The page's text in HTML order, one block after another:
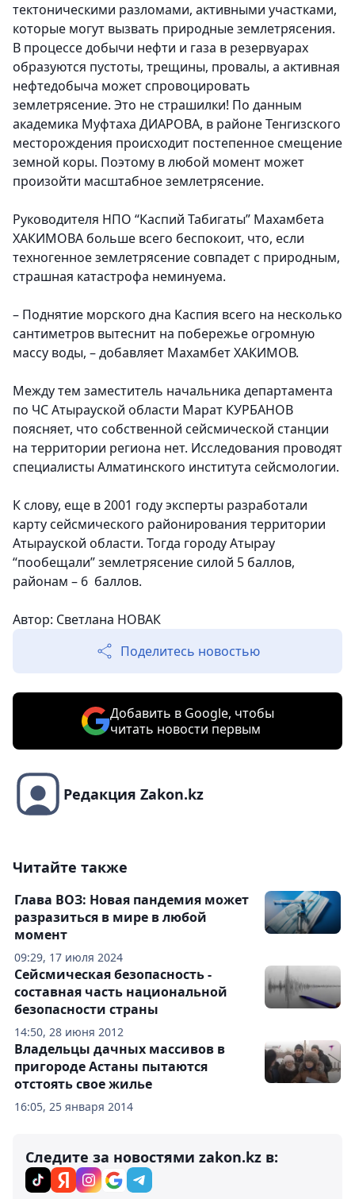
тектоническими разломами, активными участками,
которые могут вызвать природные землетрясения.
В процессе добычи нефти и газа в резервуарах
образуются пустоты, трещины, провалы, а активная
нефтедобыча может спровоцировать
землетрясение. Это не страшилки! По данным
академика Муфтаха ДИАРОВА, в районе Тенгизского
месторождения происходит постепенное смещение
земной коры. Поэтому в любой момент может
произойти масштабное землетрясение.
Руководителя НПО “Каспий Табигаты” Махамбета
ХАКИМОВА больше всего беспокоит, что, если
техногенное землетрясение совпадет с природным,
страшная катастрофа неминуема.
– Поднятие морского дна Каспия всего на несколько
сантиметров вытеснит на побережье огромную
массу воды, – добавляет Махамбет ХАКИМОВ.
Между тем заместитель начальника департамента
по ЧС Атырауской области Марат КУРБАНОВ
поясняет, что собственной сейсмической станции
на территории региона нет. Исследования проводят
специалисты Алматинского института сейсмологии.
К слову, еще в 2001 году эксперты разработали
карту сейсмического районирования территории
Атырауской области. Тогда городу Атырау
“пообещали” землетрясение силой 5 баллов,
районам – 6 баллов.
Автор: Светлана НОВАК
Поделитесь новостью
Добавить в Google, чтобы
читать новости первым
Редакция Zakon.kz
Читайте также
09:29, 17 июля 2024
Глава ВОЗ: Новая пандемия может
разразиться в мире в любой
момент
14:50, 28 июня 2012
Сейсмическая безопасность -
составная часть национальной
безопасности страны
16:05, 25 января 2014
Владельцы дачных массивов в
пригороде Астаны пытаются
отстоять свое жилье
Следите за новостями zakon.kz в: